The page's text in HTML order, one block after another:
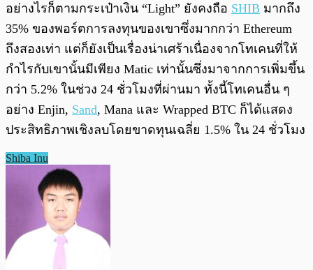
อย่างไรก็ตามกระเป๋าเงิน “Light” ยังคงถือ SHIB มากถึง
35% ของพอร์ตการลงทุนของเขาซึ่งมากกว่า Ethereum
ถึงสองเท่า แต่ก็ยังเป็นเรื่องน่าเศร้าเนื่องจากโทเคนที่ให้
กำไรกับเขานั้นมีเพียง Matic เท่านั้นซึ่งมาจากการเพิ่มขึ้น
กว่า 5.2% ในช่วง 24 ชั่วโมงที่ผ่านมา ทั้งนี้โทเคนอื่น ๆ
อย่าง Enjin, Sand, Mana และ Wrapped BTC ก็ได้แสดง
ประสิทธิภาพเชิงลบโดยขาดทุนเฉลี่ย 1.5% ใน 24 ชั่วโมง
Shiba Inu